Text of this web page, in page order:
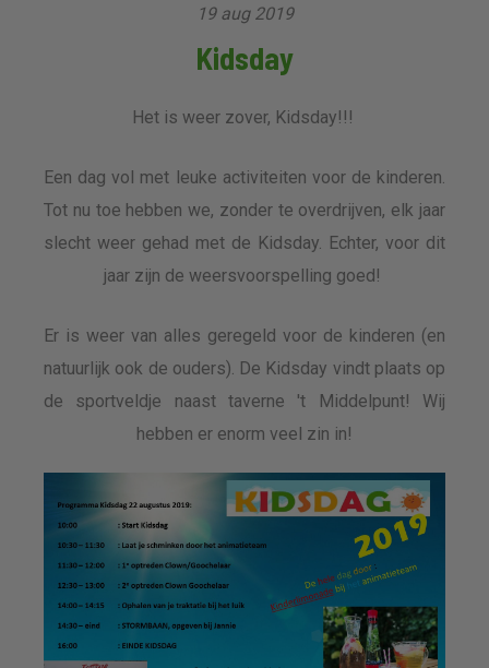
19 aug 2019
Kidsday
Het is weer zover, Kidsday!!!
Een dag vol met leuke activiteiten voor de kinderen.
Tot nu toe hebben we, zonder te overdrijven, elk jaar
slecht weer gehad met de Kidsday. Echter, voor dit
jaar zijn de weersvoorspelling goed!
Er is weer van alles geregeld voor de kinderen (en
natuurlijk ook de ouders). De Kidsday vindt plaats op
de sportveldje naast taverne 't Middelpunt! Wij
hebben er enorm veel zin in!